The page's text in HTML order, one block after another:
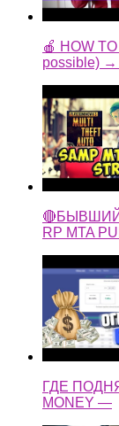
🍎 HOW
possible) →
🔴БЫВШИЙ
RP MTA
ГДЕ
MONEY —